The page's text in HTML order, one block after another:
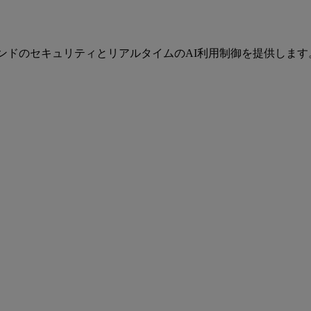
のセキュリティとリアルタイムのAI利用制御を提供します